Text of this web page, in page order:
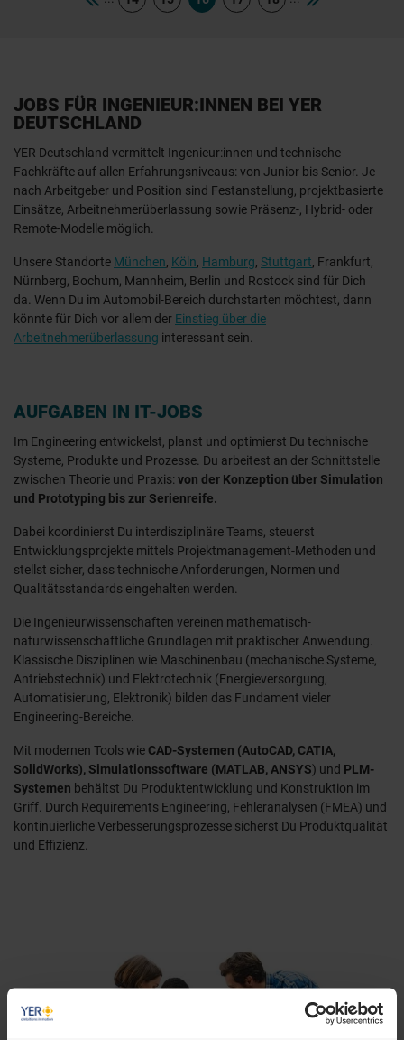
JOBS FÜR INGENIEUR:INNEN BEI YER
DEUTSCHLAND
YER Deutschland vermittelt Ingenieur:innen und technische
Fachkräfte auf allen Erfahrungsniveaus: von Junior bis Senior. Je
nach Arbeitgeber und Position sind Festanstellung, projektbasierte
Einsätze, Arbeitnehmerüberlassung sowie Präsenz-, Hybrid- oder
Remote-Modelle möglich.
Unsere Standorte München, Köln, Hamburg, Stuttgart, Frankfurt,
Nürnberg, Bochum, Mannheim, Berlin und Rostock sind für Dich
da. Wenn Du im Automobil-Bereich durchstarten möchtest, dann
könnte für Dich vor allem der Einstieg über die
Arbeitnehmerüberlassung interessant sein.
AUFGABEN IN IT-JOBS
Im Engineering entwickelst, planst und optimierst Du technische
Systeme, Produkte und Prozesse. Du arbeitest an der Schnittstelle
zwischen Theorie und Praxis: von der Konzeption über Simulation
und Prototyping bis zur Serienreife.
Dabei koordinierst Du interdisziplinäre Teams, steuerst
Entwicklungsprojekte mittels Projektmanagement-Methoden und
stellst sicher, dass technische Anforderungen, Normen und
Qualitätsstandards eingehalten werden.
Die Ingenieurwissenschaften vereinen mathematisch-
naturwissenschaftliche Grundlagen mit praktischer Anwendung.
Klassische Disziplinen wie Maschinenbau (mechanische Systeme,
Antriebstechnik) und Elektrotechnik (Energieversorgung,
Automatisierung, Elektronik) bilden das Fundament vieler
Engineering-Bereiche.
Mit modernen Tools wie CAD-Systemen (AutoCAD, CATIA,
SolidWorks), Simulationssoftware (MATLAB, ANSYS) und PLM-
Systemen behältst Du Produktentwicklung und Konstruktion im
Griff. Durch Requirements Engineering, Fehleranalysen (FMEA) und
kontinuierliche Verbesserungsprozesse sicherst Du Produktqualität
und Effizienz.